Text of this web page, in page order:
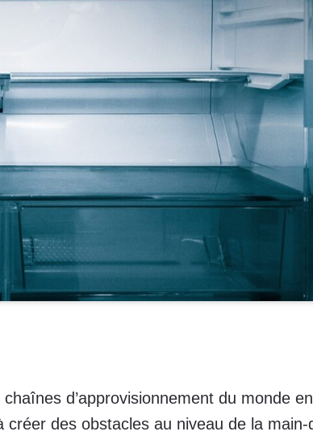
d’approvisionnement du monde
des obstacles au niveau de la